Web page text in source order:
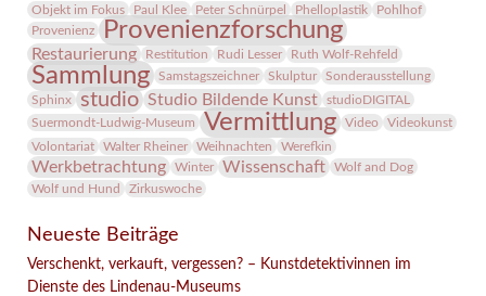
Objekt im Fokus
Paul Klee Peter Schnürpel Phelloplastik
Pohlhof
Provenienz
Provenienzforschung
Restaurierung Restitution Rudi Lesser Ruth Wolf-Rehfeld
Sammlung Samstagszeichner Skulptur
Sonderausstellung
Sphinx
studio Studio Bildende Kunst
studioDIGITAL
Suermondt-Ludwig-Museum
Vermittlung Video
Videokunst
Volontariat
Walter Rheiner Weihnachten Werefkin
Werkbetrachtung Winter Wissenschaft
Wolf and Dog
Wolf und Hund
Zirkuswoche
Neueste Beiträge
Verschenkt, verkauft, vergessen? – Kunstdetektivinnen im
Dienste des Lindenau-Museums